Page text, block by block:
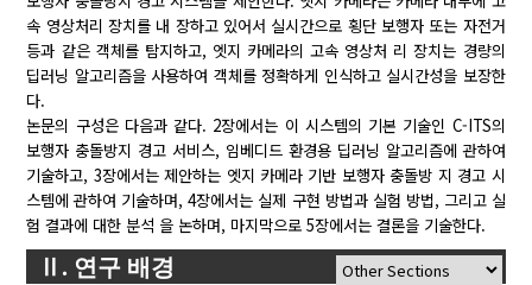
속 영상처리 장치를 내 장하고 있어서 실시간으로 횡단 보행자 또는 자전거
등과 같은 객체를 탐지하고, 엣지 카메라의 고속 영상처 리 장치는 경량의
딥러닝 알고리즘을 사용하여 객체를 정확하게 인식하고 실시간성을 보장한
다.
논문의 구성은 다음과 같다. 2장에서는 이 시스템의 기본 기술인 C-ITS의
보행자 충돌방지 경고 서비스, 임베디드 환경용 딥러닝 알고리즘에 관하여
기술하고, 3장에서는 제안하는 엣지 카메라 기반 보행자 충돌방 지 경고 시
스템에 관하여 기술하며, 4장에서는 실제 구현 방법과 실험 방법, 그리고 실
험 결과에 대한 분석 을 논하며, 마지막으로 5장에서는 결론을 기술한다.
Ⅱ. 연구 배경